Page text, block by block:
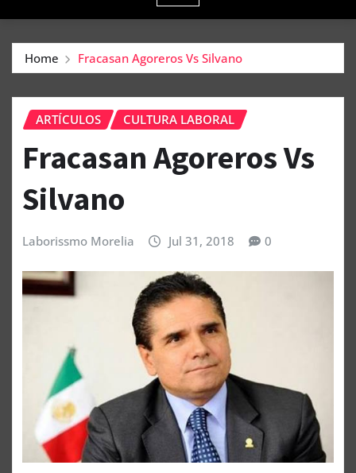
Home Fracasan Agoreros Vs Silvano
ARTÍCULOS CULTURA LABORAL
Fracasan Agoreros Vs
Silvano
Laborissmo Morelia Jul 31, 2018 0